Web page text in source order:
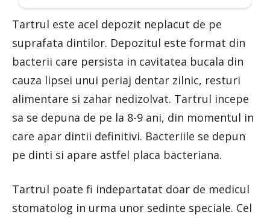
Tartrul este acel depozit neplacut de pe
suprafata dintilor. Depozitul este format din
bacterii care persista in cavitatea bucala din
cauza lipsei unui periaj dentar zilnic, resturi
alimentare si zahar nedizolvat. Tartrul incepe
sa se depuna de pe la 8-9 ani, din momentul in
care apar dintii definitivi. Bacteriile se depun
pe dinti si apare astfel placa bacteriana.
Tartrul poate fi indepartatat doar de medicul
stomatolog in urma unor sedinte speciale. Cel